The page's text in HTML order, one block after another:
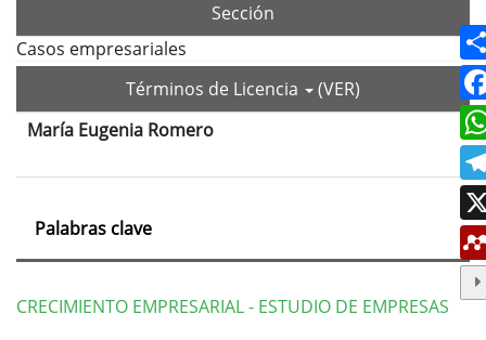
Sección
Casos empresariales
Términos de Licencia
(VER)
Contenido
principal
del
artículo
María Eugenia Romero
Palabras clave
CRECIMIENTO EMPRESARIAL - ESTUDIO DE EMPRESAS